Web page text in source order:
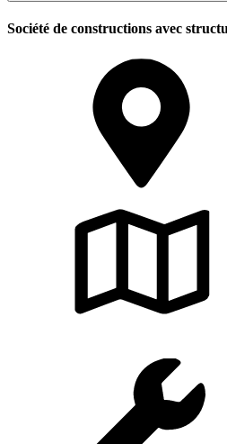
Société de constructions avec